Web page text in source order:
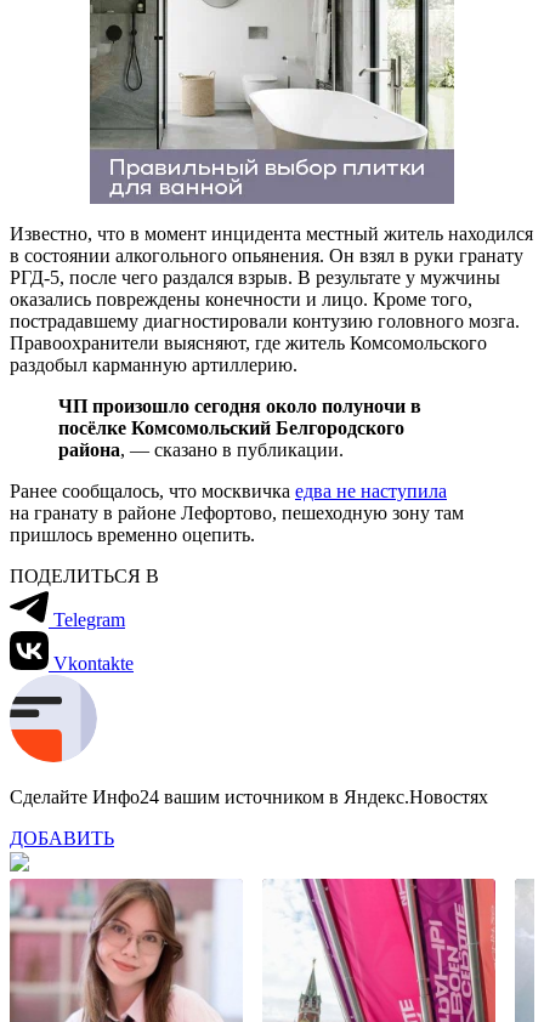
Известно, что в момент инцидента местный житель находился
в состоянии алкогольного опьянения. Он взял в руки гранату
РГД-5, после чего раздался взрыв. В результате у мужчины
оказались повреждены конечности и лицо. Кроме того,
пострадавшему диагностировали контузию головного мозга.
Правоохранители выясняют, где житель Комсомольского
раздобыл карманную артиллерию.
ЧП произошло сегодня около полуночи в
посёлке Комсомольский Белгородского
района, — сказано в публикации.
Ранее сообщалось, что москвичка едва не наступила
на гранату в районе Лефортово, пешеходную зону там
пришлось временно оцепить.
ПОДЕЛИТЬСЯ В
Telegram
Vkontakte
Сделайте Инфо24 вашим источником в Яндекс.Новостях
ДОБАВИТЬ